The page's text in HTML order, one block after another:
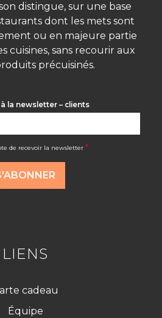
distingue, sur une base
dont les mets sont
ou en majeure partie
cuisines, sans recourir aux
précuisinés.
la newsletter – clients
de recevoir la newsletter*
LIENS
cadeau
Équipe